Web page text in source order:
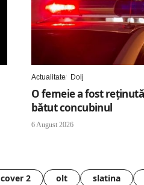
Actualitate Dolj
O femeie a fost
bătut concubinul
6 August 2026
cover 2 olt slatina